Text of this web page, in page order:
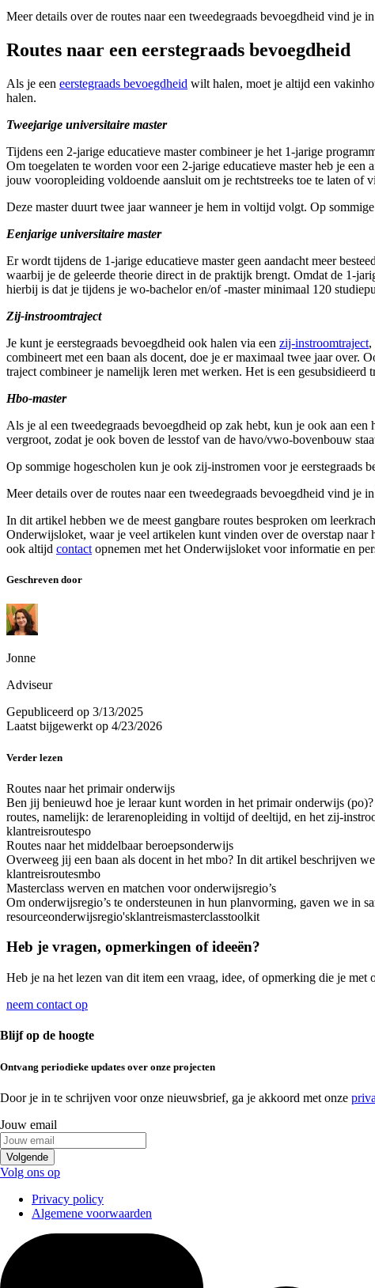
Meer details over de routes naar een tweedegraads bevoegdheid vind je
Routes naar een eerstegraads bevoegdheid
Als je een eerstegraads bevoegdheid wilt halen, moet je altijd een
halen.
Tweejarige universitaire master
Tijdens een 2-jarige educatieve master combineer je het 1-jarige
Om toegelaten te worden voor een 2-jarige educatieve master heb je
jouw vooropleiding voldoende aansluit om je rechtstreeks toe te laten of
Deze master duurt twee jaar wanneer je hem in voltijd volgt. Op
Eenjarige universitaire master
Er wordt tijdens de 1-jarige educatieve master geen aandacht meer
waarbij je de geleerde theorie direct in de praktijk brengt. Omdat de 1-
hierbij is dat je tijdens je wo-bachelor en/of -master minimaal 120
Zij-instroomtraject
Je kunt je eerstegraads bevoegdheid ook halen via een zij-instroomtraject,
combineert met een baan als docent, doe je er maximaal twee jaar over.
traject combineer je namelijk leren met werken. Het is een
Hbo-master
Als je al een tweedegraads bevoegdheid op zak hebt, kun je ook aan
vergroot, zodat je ook boven de lesstof van de havo/vwo-bovenbouw
Op sommige hogescholen kun je ook zij-instromen voor je eerstegraads
Meer details over de routes naar een tweedegraads bevoegdheid vind je
In dit artikel hebben we de meest gangbare routes besproken om
Onderwijsloket, waar je veel artikelen kunt vinden over de overstap
ook altijd contact opnemen met het Onderwijsloket voor informatie en
Geschreven door
Jonne
Adviseur
Gepubliceerd op 3/13/2025
Laatst bijgewerkt op 4/23/2026
Verder lezen
Routes naar het primair onderwijs
Ben jij benieuwd hoe je leraar kunt worden in het primair onderwijs
routes, namelijk: de lerarenopleiding in voltijd of deeltijd, en het zij-
klantreisroutespo
Routes naar het middelbaar beroepsonderwijs
Overweeg jij een baan als docent in het mbo? In dit artikel beschrijven
klantreisroutesmbo
Masterclass werven en matchen voor onderwijsregio’s
Om onderwijsregio’s te ondersteunen in hun planvorming, gaven we in
resourceonderwijsregio'sklantreismasterclasstoolkit
Heb je vragen, opmerkingen of ideeën?
Heb je na het lezen van dit item een vraag, idee, of opmerking die je met
neem contact op
Blijf op de hoogte
Ontvang periodieke updates over onze projecten
Door je in te schrijven voor onze nieuwsbrief, ga je akkoord met onze
Jouw email
Volgende
Volg ons op
Privacy policy
Algemene voorwaarden